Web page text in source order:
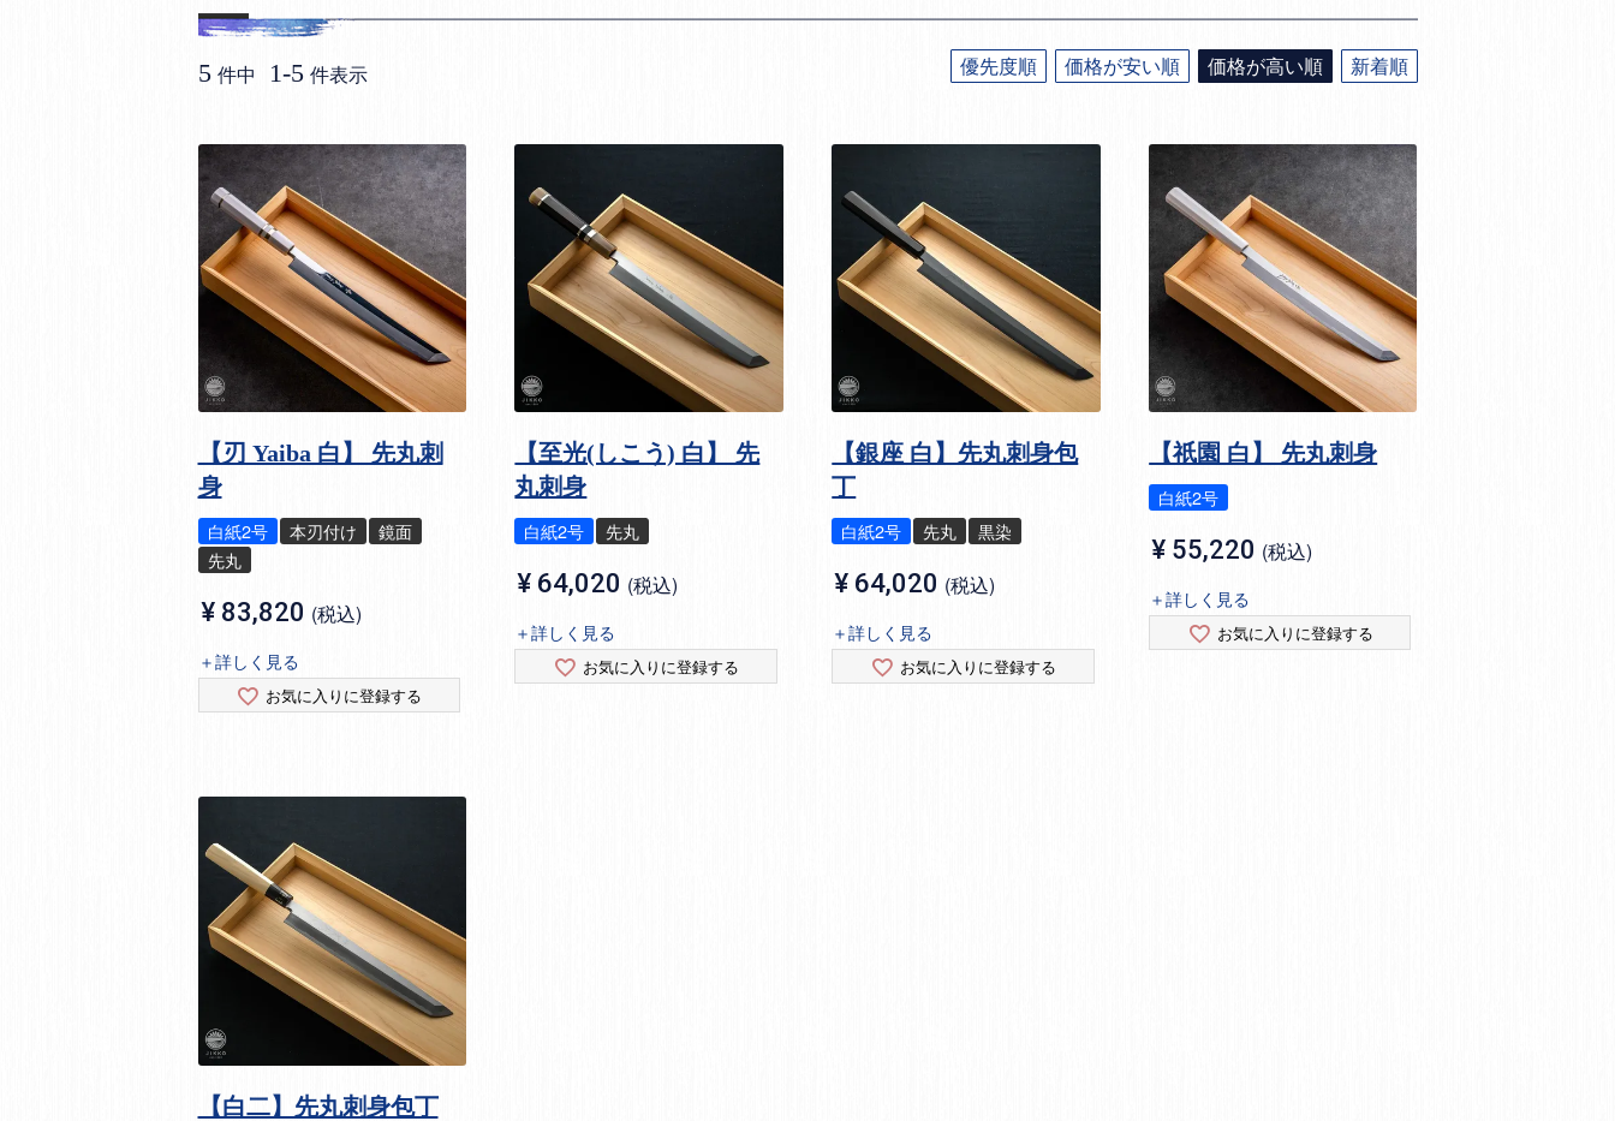
優先度順 価格が安い順 価格が高い順 新着順
5 件中 1-5 件表示
【刃 Yaiba 白】 先丸刺
身
白紙2号 本刃付け
鏡面
先丸
¥ 83,820 税込
＋詳しく見る
お気に入りに登録する
【至光(しこう) 白】 先
丸刺身
白紙2号 先丸
¥ 64,020 税込
＋詳しく見る
お気に入りに登録する
【銀座 白】先丸刺身包
丁
白紙2号 先丸 黒染
¥ 64,020 税込
＋詳しく見る
お気に入りに登録する
【祇園 白】 先丸刺身
白紙2号
¥ 55,220 税込
＋詳しく見る
お気に入りに登録する
【白二】先丸刺身包丁